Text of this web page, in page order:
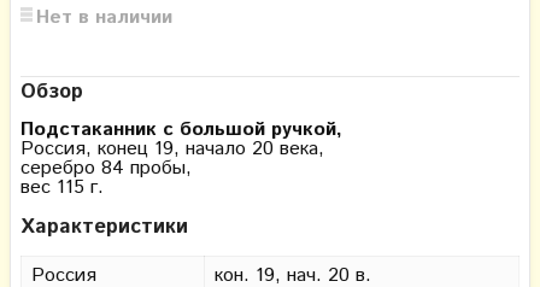
Нет в наличии
Обзор
Подстаканник с большой ручкой,
Россия, конец 19, начало 20 века,
серебро 84 пробы,
вес 115 г.
Характеристики
Россия
кон. 19, нач. 20 в.